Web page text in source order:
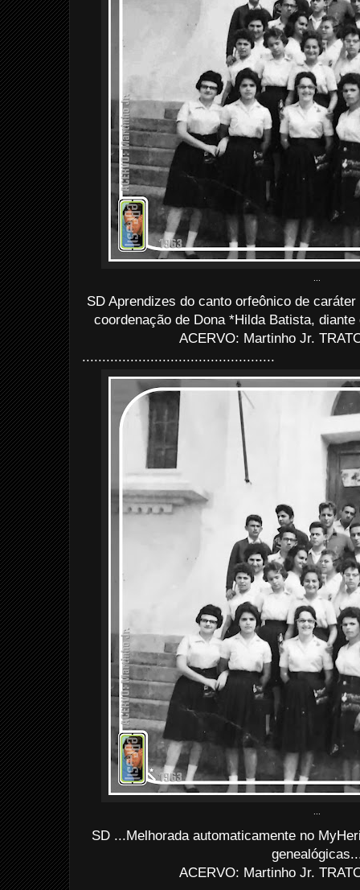
SD Aprendizes do canto orfeônico de
coordenação de Dona *Hilda Batista,
ACERVO: Martinho Jr.
................................................
SD ...Melhorada automaticamente no
ACERVO: Martinho Jr.